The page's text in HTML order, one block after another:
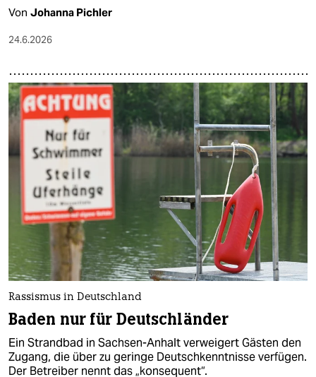
Von Johanna Pichler
24.6.2026
Rassismus in Deutschland
Baden nur für Deutschländer
Ein Strandbad in Sachsen-Anhalt verweigert Gästen den
Zugang, die über zu geringe Deutschkenntnisse verfügen.
Der Betreiber nennt das „konsequent“.